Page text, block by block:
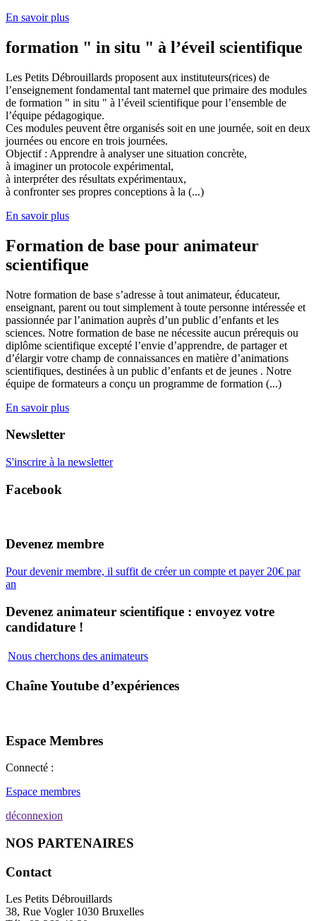
En savoir plus
formation " in situ " à l’éveil scientifique
Les Petits Débrouillards proposent aux instituteurs(rices) de
l’enseignement fondamental tant maternel que primaire des modules
de formation " in situ " à l’éveil scientifique pour l’ensemble de
l’équipe pédagogique.
Ces modules peuvent être organisés soit en une journée, soit en deux
journées ou encore en trois journées.
Objectif : Apprendre à analyser une situation concrète,
à imaginer un protocole expérimental,
à interpréter des résultats expérimentaux,
à confronter ses propres conceptions à la (...)
En savoir plus
Formation de base pour animateur
scientifique
Notre formation de base s’adresse à tout animateur, éducateur,
enseignant, parent ou tout simplement à toute personne intéressée et
passionnée par l’animation auprès d’un public d’enfants et les
sciences. Notre formation de base ne nécessite aucun prérequis ou
diplôme scientifique excepté l’envie d’apprendre, de partager et
d’élargir votre champ de connaissances en matière d’animations
scientifiques, destinées à un public d’enfants et de jeunes . Notre
équipe de formateurs a conçu un programme de formation (...)
En savoir plus
Newsletter
S'inscrire à la newsletter
Facebook
Devenez membre
Pour devenir membre, il suffit de créer un compte et payer 20€ par
an
Devenez animateur scientifique : envoyez votre
candidature !
Nous cherchons des animateurs
Chaîne Youtube d’expériences
Espace Membres
Connecté :
Espace membres
déconnexion
NOS PARTENAIRES
Contact
Les Petits Débrouillards
38, Rue Vogler 1030 Bruxelles